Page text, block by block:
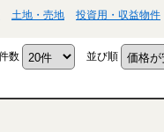
土地・売地 投資用・収益物件
数 並び順